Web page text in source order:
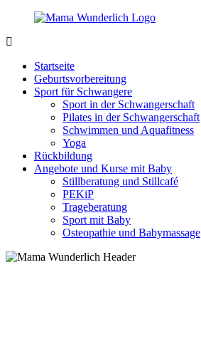
Zurück
Inhalt
sein
wunderbar!
Startseite
Geburtsvorbereitung
Sport für Schwangere
Sport in der Schwangerschaft
Pilates in der Schwangerschaft
Schwimmen und Aquafitness
Yoga
Rückbildung
Angebote und Kurse mit Baby
Stillberatung und Stillcafé
PEKiP
Trageberatung
Sport mit Baby
Osteopathie und Babymassage